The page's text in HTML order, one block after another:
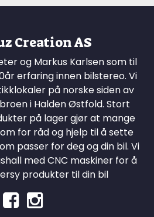
Creation AS
og Markus Karlsen som til
erfaring innen bilstereo. Vi
på norske siden av
i Halden Østfold. Stort
på lager gjør at mange
for råd og hjelp til å sette
passer for deg og din bil. Vi
med CNC maskiner for å
produkter til din bil